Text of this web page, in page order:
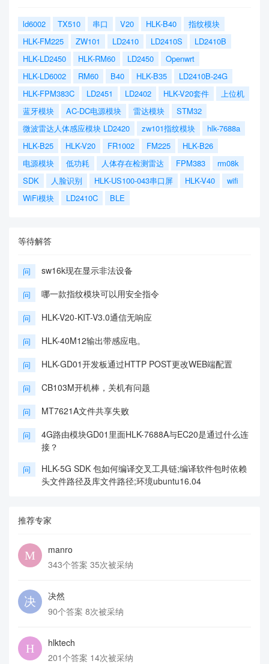
ld6002 TX510 串口 V20 HLK-B40
指纹模块
HLK-FM225
ZW101 LD2410 LD2410S
LD2410B
HLK-LD2450
HLK-RM60 LD2450
Openwrt
HLK-LD6002
RM60 B40 HLK-B35
LD2410B-24G
HLK-FPM383C
LD2451 LD2402 HLK-V20套件
上位机
蓝牙模块
AC-DC电源模块 雷达模块
STM32
微波雷达人体感应模块 LD2420
zw101指纹模块
hlk-7688a
HLK-B25
HLK-V20 FR1002 FM225
HLK-B26
电源模块
低功耗 人体存在检测雷达 FPM383
rm08k
SDK
人脸识别 HLK-US100-043串口屏 HLK-V40
wifi
WiFi模块
LD2410C BLE
等待解答
问 sw16k现在显示非法设备
问 哪一款指纹模块可以用安全指令
问 HLK-V20-KIT-V3.0通信无响应
问 HLK-40M12输出带感应电。
问 HLK-GD01开发板通过HTTP POST更改WEB端配置
问 CB103M开机棒，关机有问题
问 MT7621A文件共享失败
问
4G路由模块GD01里面HLK-7688A与EC20是通过什么连
接？
问
HLK-5G SDK 包如何编译交叉工具链;编译软件包时依赖
头文件路径及库文件路径;环境ubuntu16.04
推荐专家
manro
343个答案 35次被采纳
决然
90个答案 8次被采纳
hlktech
201个答案 14次被采纳